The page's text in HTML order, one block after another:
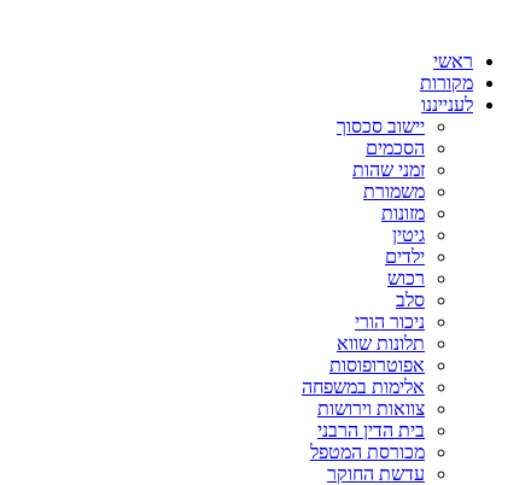
ראשי
מקורות
לענייננו
יישוב סכסוך
הסכמים
זמני שהות
משמורת
מזונות
גיטין
ילדים
רכוש
סלב
ניכור הורי
תלונות שווא
אפוטרופוסות
אלימות במשפחה
צוואות וירושות
בית הדין הרבני
מכורסת המטפל
עדשת החוקר